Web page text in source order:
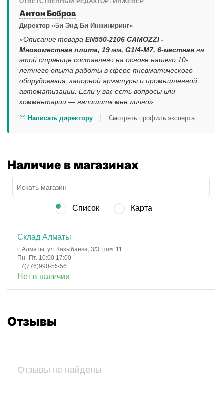
ОТВЕТСТВЕННЫЙ РЕДАКТОР / ИНЖЕНЕР
Антон Бобров
Директор «Би Энд Би Инжиниринг»
«Описание товара EN550-2106 CAMOZZI -
Многоместная плита, 19 мм, G1/4-M7, 6-местная на
этой странице составлено на основе нашего 10-
летнего опыта работы в сфере пневматического
оборудования, запорной арматуры и промышленной
автоматизации. Если у вас есть вопросы или
комментарии — напишите мне лично».
Написать директору Смотреть профиль эксперта
Наличие в магазинах
Список Карта
Склад Алматы
г. Алматы, ул. Казыбаева, 3/3, пом. 11
Пн.-Пт. 10:00-17:00
+7(776)990-55-56
Нет в наличии
Отзывы
Отзывы не найдены